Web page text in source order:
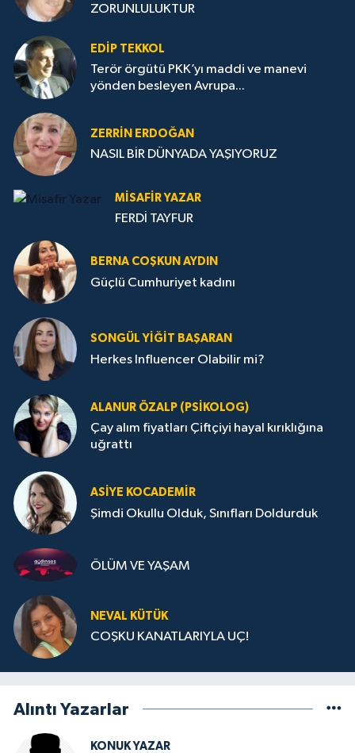
ZORUNLULUKTUR
EDIP TEKKOL
Terör örgütü PKK’yı maddi ve manevi
yönden besleyen Avrupa...
ZERRIN ERDOĞAN
NASIL BİR DÜNYADA YAŞIYORUZ
MISAFIR YAZAR
FERDİ TAYFUR
BERNA COŞKUN AYDIN
Güçlü Cumhuriyet kadını
SONGÜL YIĞIT BAŞARAN
Herkes Influencer Olabilir mi?
ALANUR ÖZALP (PSIKOLOG)
Çay alım fiyatları Çiftçiyi hayal kırıklığına
uğrattı
ASIYE KOCADEMİR
Şimdi Okullu Olduk, Sınıfları Doldurduk
ÖLÜM VE YAŞAM
NEVAL KÜTÜK
COŞKU KANATLARIYLA UÇ!
Alıntı Yazarlar
KONUK YAZAR